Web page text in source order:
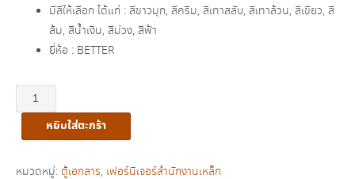
฿10,590.00.฿5,800.00.
มีสีให้เลือก ได้แก่ : สีขาวมุก, สีครีม, สีเทาสลับ, สีเทาล้วน, สีเขียว, สี
ส้ม, สีน้ำเงิน, สีม่วง, สีฟ้า
ยี่ห้อ : BETTER
จำนวน
ตู้
เอกสาร
เลื่อน
หยิบใส่ตะกร้า
หมวดหมู่: ตู้เอกสาร, เฟอร์นิเจอร์สำนักงานเหล็ก